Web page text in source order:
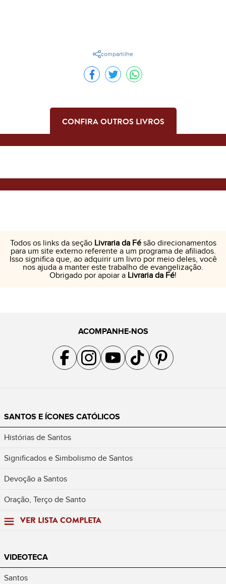
compartilhe
CONFIRA OUTROS LIVROS
Todos os links da seção Livraria da Fésão direcionamentos
para um site externo referente a um programa de afiliados.
Isso significa que, ao adquirir um livro por meio deles, você
nos ajuda a manter este trabalho de evangelização.
Obrigado por apoiar a Livraria da Fé!
ACOMPANHE-NOS
Acompanhe a gente no Facebook
Acompanhe a gente no Instagram
Acompanhe a gente no YouTube
Acompanhe a gente no TikTok
Acompanhe a gente no
SANTOS E ÍCONES CATÓLICOS
Histórias de Santos
Significados e Simbolismo de Santos
Devoção a Santos
Oração, Terço de Santo
VER LISTA COMPLETA
VIDEOTECA
Santos